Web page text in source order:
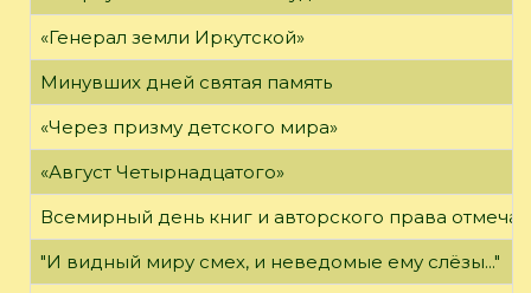
«Генерал земли Иркутской»
Минувших дней святая память
«Через призму детского мира»
«Август Четырнадцатого»
Всемирный день книг и авторского права
"И видный миру смех, и неведомые ему слёзы..."